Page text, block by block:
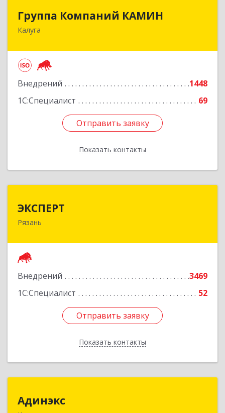
Группа Компаний КАМИН
Калуга
Внедрений
1448
1С:Специалист
69
Отправить заявку
Показать контакты
Группа Компаний КАМИН
248023, Калужская обл, Калуга г, Теренинский
Отправить заявку
Назад
ЭКСПЕРТ
Рязань
Внедрений
3469
1С:Специалист
52
Отправить заявку
Показать контакты
390000, Рязанская обл, Рязань г, Сенная ул, дом
Отправить заявку
Назад
Адинэкс